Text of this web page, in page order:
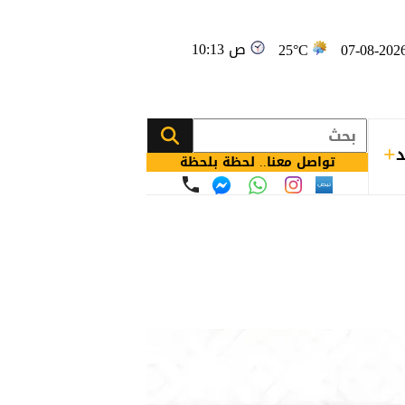
25°C 10:13 ص
تواصل معنا.. لحظة بلحظة